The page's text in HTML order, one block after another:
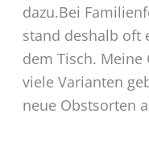
dazu.Bei
stand deshalb oft
dem Tisch. Meine
viele Varianten
neue Obstsorten